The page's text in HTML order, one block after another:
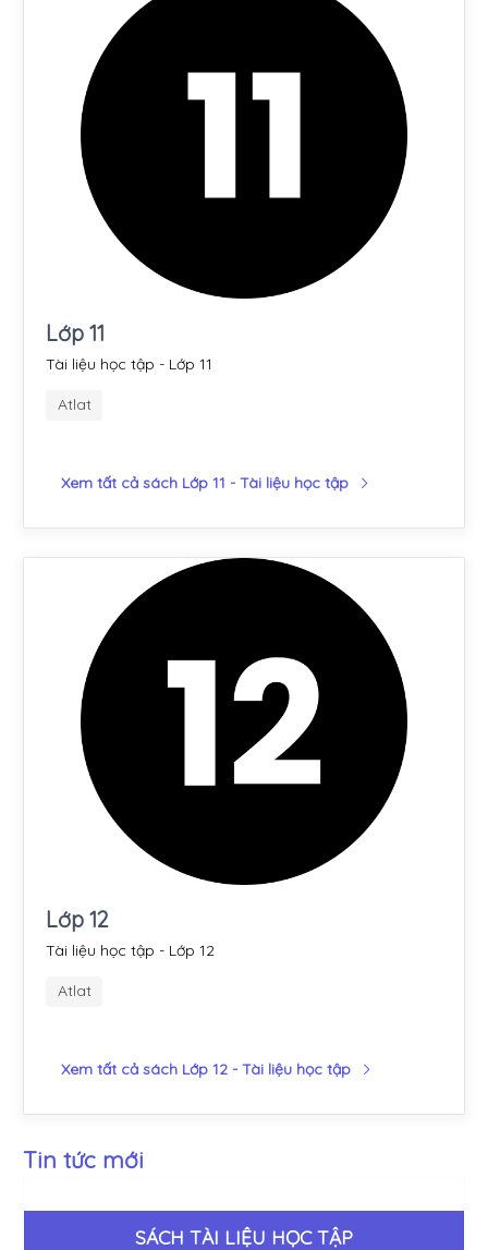
Lớp 11
Tài liệu học tập - Lớp 11
Atlat
Xem tất cả sách Lớp 11 - Tài liệu học tập
Lớp 12
Tài liệu học tập - Lớp 12
Atlat
Xem tất cả sách Lớp 12 - Tài liệu học tập
Tin tức mới
SÁCH TÀI LIỆU HỌC TẬP